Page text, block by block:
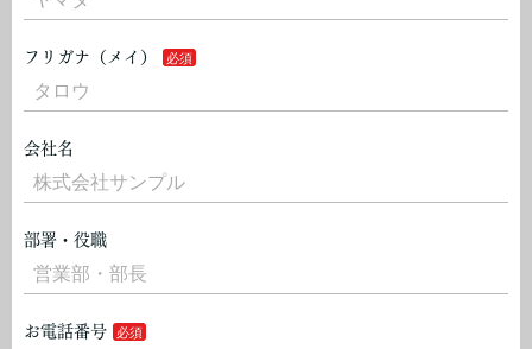
フリガナ（メイ）
会社名
部署・役職
お電話番号